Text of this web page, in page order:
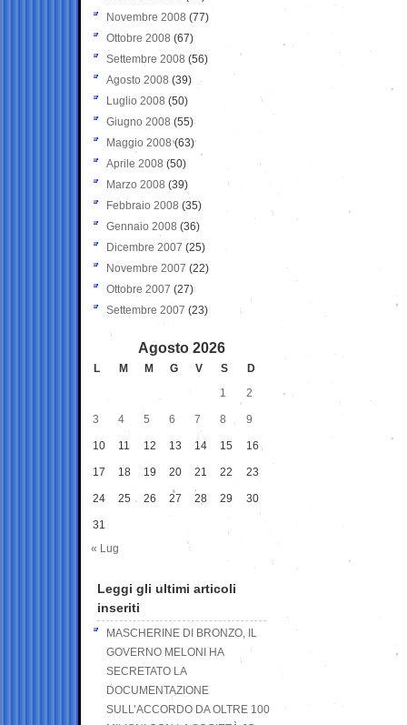
Novembre 2008 (77)
Ottobre 2008 (67)
Settembre 2008 (56)
Agosto 2008 (39)
Luglio 2008 (50)
Giugno 2008 (55)
Maggio 2008(63)
Aprile 2008 (50)
Marzo 2008 (39)
Febbraio 2008 (35)
Gennaio 2008 (36)
Dicembre 2007 (25)
Novembre 2007 (22)
Ottobre 2007 (27)
Settembre 2007 (23)
Agosto 2026
L M M G V S
D
1
2
3 4 5 6 7 8 9
10 11 12 13 14 15 16
17 18 19 20 21 22 23
24 25 26 27 28 29 30
31
« Lug
Leggi gli ultimi articoli
inseriti
MASCHERINE DI BRONZO, IL
GOVERNO MELONI HA
SECRETATO LA
DOCUMENTAZIONE
SULL’ACCORDO DA OLTRE 100